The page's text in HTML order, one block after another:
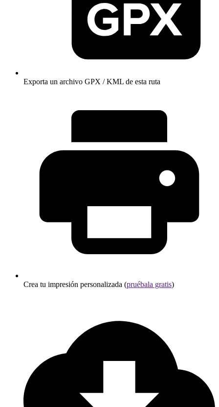
Exporta un archivo GPX / KML de esta ruta
Crea tu impresión personalizada (pruébala gratis)